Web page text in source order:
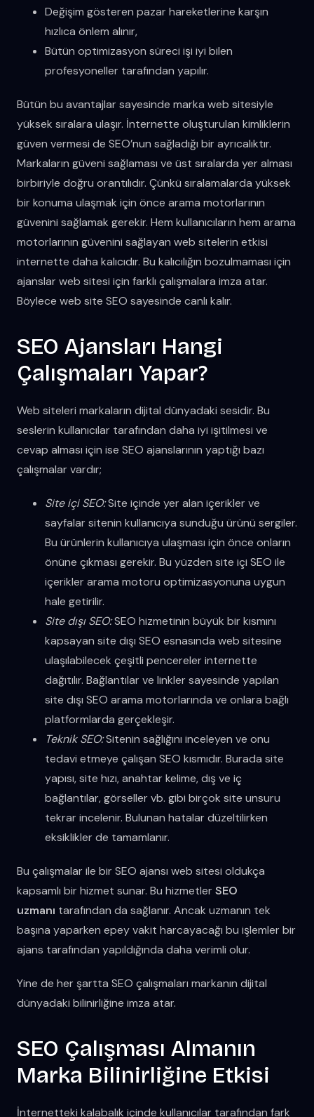
Değişim gösteren pazar hareketlerine karşın
hızlıca önlem alınır,
Bütün optimizasyon süreci işi iyi bilen
profesyoneller tarafından yapılır.
Bütün bu avantajlar sayesinde marka web sitesiyle
yüksek sıralara ulaşır. İnternette oluşturulan kimliklerin
güven vermesi de SEO’nun sağladığı bir ayrıcalıktır.
Markaların güveni sağlaması ve üst sıralarda yer alması
birbiriyle doğru orantılıdır. Çünkü sıralamalarda yüksek
bir konuma ulaşmak için önce arama motorlarının
güvenini sağlamak gerekir. Hem kullanıcıların hem arama
motorlarının güvenini sağlayan web sitelerin etkisi
internette daha kalıcıdır. Bu kalıcılığın bozulmaması için
ajanslar web sitesi için farklı çalışmalara imza atar.
Böylece web site SEO sayesinde canlı kalır.
SEO Ajansları Hangi
Çalışmaları Yapar?
Web siteleri markaların dijital dünyadaki sesidir. Bu
seslerin kullanıcılar tarafından daha iyi işitilmesi ve
cevap alması için ise SEO ajanslarının yaptığı bazı
çalışmalar vardır;
Site içi SEO:Site içinde yer alan içerikler ve
sayfalar sitenin kullanıcıya sunduğu ürünü sergiler.
Bu ürünlerin kullanıcıya ulaşması için önce onların
önüne çıkması gerekir. Bu yüzden site içi SEO ile
içerikler arama motoru optimizasyonuna uygun
hale getirilir.
Site dışı SEO:SEO hizmetinin büyük bir kısmını
kapsayan site dışı SEO esnasında web sitesine
ulaşılabilecek çeşitli pencereler internette
dağıtılır. Bağlantılar ve linkler sayesinde yapılan
site dışı SEO arama motorlarında ve onlara bağlı
platformlarda gerçekleşir.
Teknik SEO:Sitenin sağlığını inceleyen ve onu
tedavi etmeye çalışan SEO kısmıdır. Burada site
yapısı, site hızı, anahtar kelime, dış ve iç
bağlantılar, görseller vb. gibi birçok site unsuru
tekrar incelenir. Bulunan hatalar düzeltilirken
eksiklikler de tamamlanır.
Bu çalışmalar ile bir SEO ajansı web sitesi oldukça
kapsamlı bir hizmet sunar. Bu hizmetler SEO
uzmanı tarafından da sağlanır. Ancak uzmanın tek
başına yaparken epey vakit harcayacağı bu işlemler bir
ajans tarafından yapıldığında daha verimli olur.
Yine de her şartta SEO çalışmaları markanın dijital
dünyadaki bilinirliğine imza atar.
SEO Çalışması Almanın
Marka Bilinirliğine Etkisi
İnternetteki kalabalık içinde kullanıcılar tarafından fark